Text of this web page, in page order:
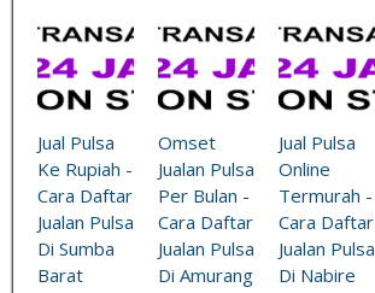
Jual Pulsa
Ke Rupiah -
Cara Daftar
Jualan Pulsa
Di Sumba
Barat
Omset
Jualan Pulsa
Per Bulan -
Cara Daftar
Jualan Pulsa
Di Amurang
Jual Pulsa
Online
Termurah -
Cara Daftar
Jualan Pulsa
Di Nabire